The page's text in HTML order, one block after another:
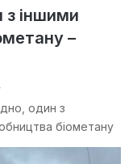
з іншими
–
один з
біометану